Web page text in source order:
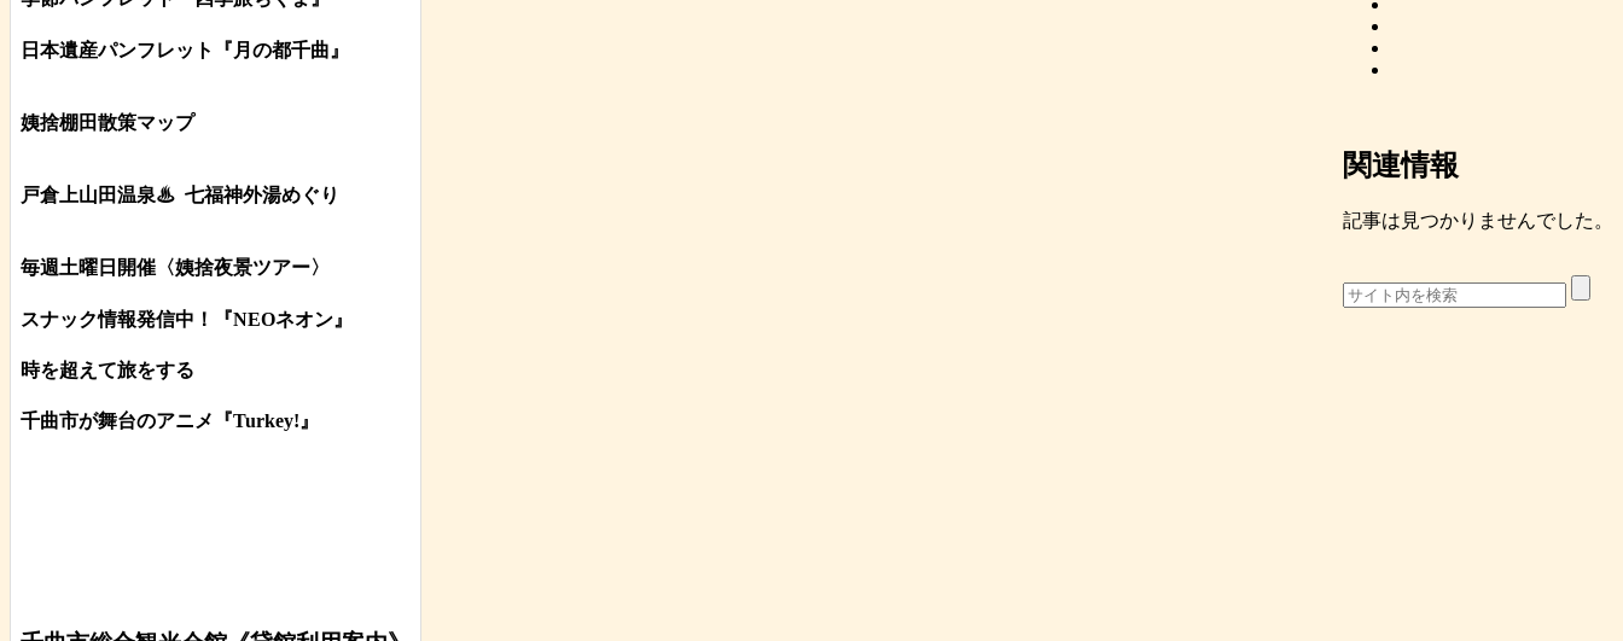
関連情報
記事は見つかりませんでした。
日本遺産パンフレット 『月の都千曲 』
姨捨棚田散策マップ
戸倉上山田温泉♨ 七福神外湯めぐり
毎週土曜日開催〈姨捨夜景ツアー〉
スナック情報発信中！『NEOネオン』
時を超えて旅をする
千曲市が舞台のアニメ『Turkey!』